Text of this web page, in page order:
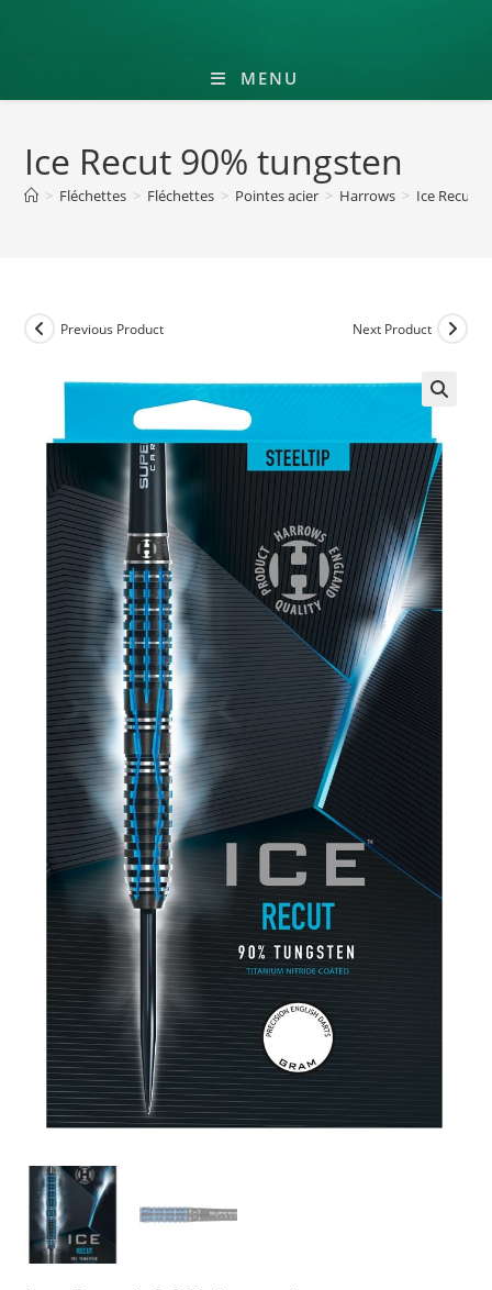
MENU
Ice Recut 90% tungsten
> Fléchettes > Fléchettes > Pointes acier > Harrows > Ice Recut
Previous Product Next Product